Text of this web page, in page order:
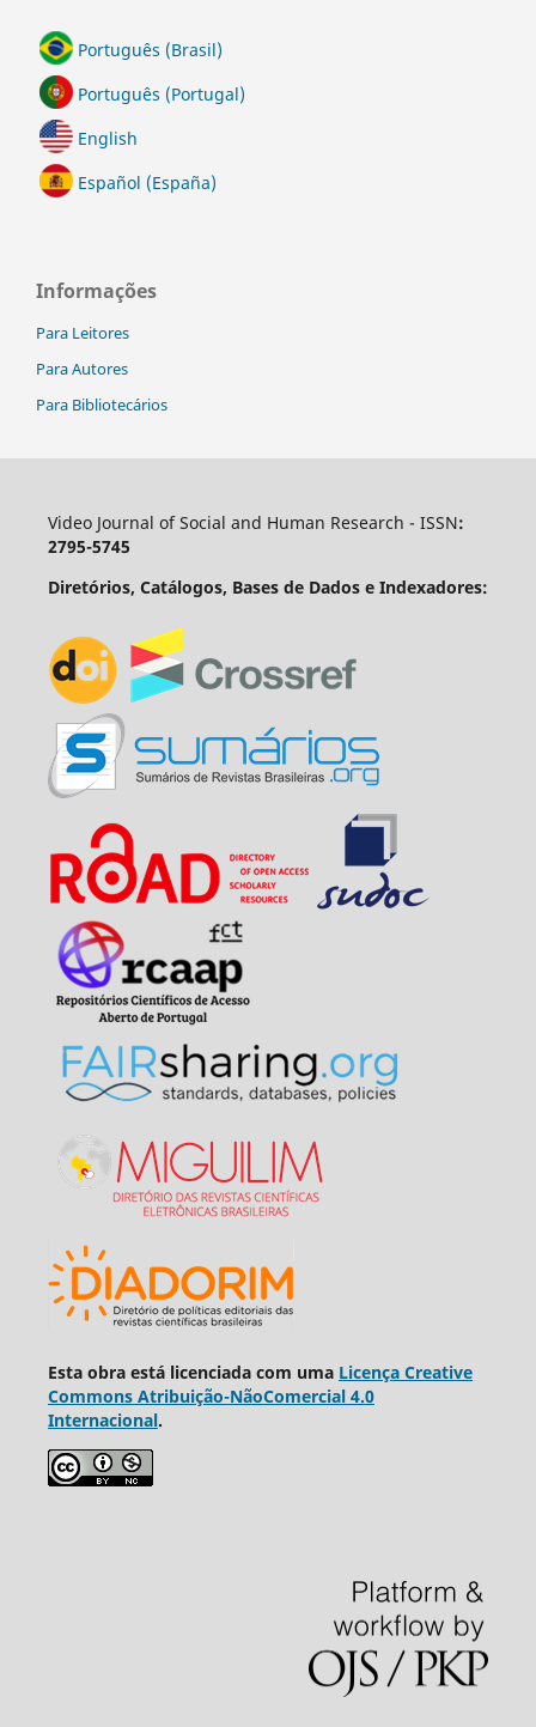
Português (Brasil)
Português (Portugal)
English
Español (España)
Informações
Para Leitores
Para Autores
Para Bibliotecários
Video Journal of Social and Human Research - ISSN:
2795-5745
Diretórios, Catálogos, Bases de Dados e Indexadores:
Esta obra está licenciada com uma Licença Creative
Commons Atribuição-NãoComercial 4.0
Internacional.